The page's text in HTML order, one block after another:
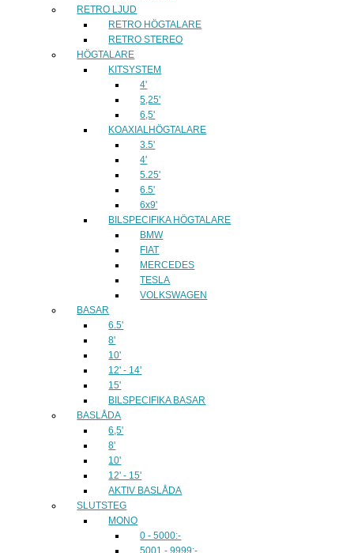
RETRO LJUD
RETRO HÖGTALARE
RETRO STEREO
HÖGTALARE
KITSYSTEM
4'
5,25'
6,5'
KOAXIALHÖGTALARE
3.5'
4'
5.25'
6.5'
6x9'
BILSPECIFIKA HÖGTALARE
BMW
FIAT
MERCEDES
TESLA
VOLKSWAGEN
BASAR
6.5'
8'
10'
12' - 14'
15'
BILSPECIFIKA BASAR
BASLÅDA
6,5'
8'
10'
12' - 15'
AKTIV BASLÅDA
SLUTSTEG
MONO
0 - 5000:-
5001 - 9999:-